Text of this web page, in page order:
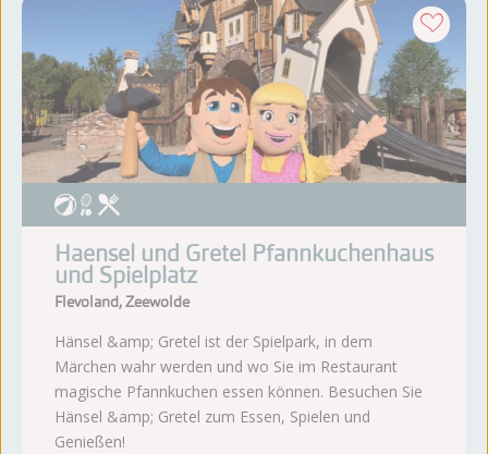
Haensel und Gretel Pfannkuchenhaus
und Spielplatz
Flevoland, Zeewolde
Hänsel &amp; Gretel ist der Spielpark, in dem
Märchen wahr werden und wo Sie im Restaurant
magische Pfannkuchen essen können. Besuchen Sie
Hänsel &amp; Gretel zum Essen, Spielen und
Genießen!